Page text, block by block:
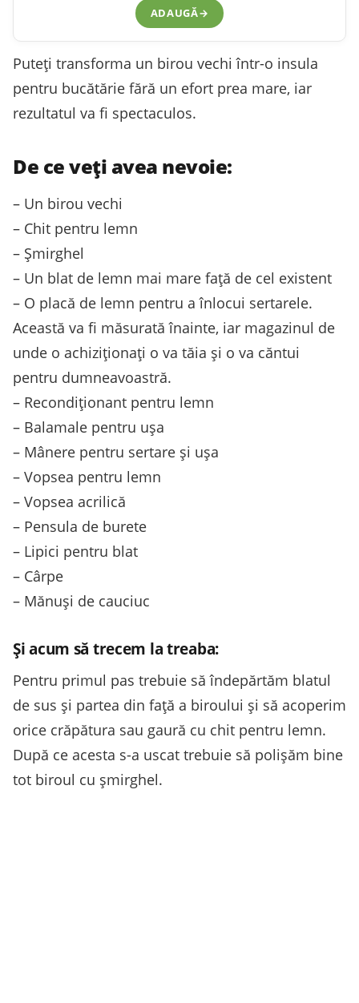
ADAUGĂ→
Puteți transforma un birou vechi într-o insula
pentru bucătărie fără un efort prea mare, iar
rezultatul va fi spectaculos.
De ce veți avea nevoie:
– Un birou vechi
– Chit pentru lemn
– Șmirghel
– Un blat de lemn mai mare față de cel existent
– O placă de lemn pentru a înlocui sertarele.
Această va fi măsurată înainte, iar magazinul de
unde o achiziționați o va tăia și o va căntui
pentru dumneavoastră.
– Recondiționant pentru lemn
– Balamale pentru ușa
– Mânere pentru sertare și ușa
– Vopsea pentru lemn
– Vopsea acrilică
– Pensula de burete
– Lipici pentru blat
– Cârpe
– Mănuși de cauciuc
Și acum să trecem la treaba:
Pentru primul pas trebuie să îndepărtăm blatul
de sus și partea din față a biroului și să acoperim
orice crăpătura sau gaură cu chit pentru lemn.
După ce acesta s-a uscat trebuie să polișăm bine
tot biroul cu șmirghel.